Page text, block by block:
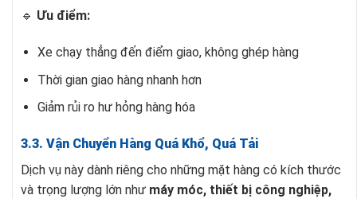
🔹 Ưu điểm:
Xe chạy thẳng đến điểm giao, không ghép hàng
Thời gian giao hàng nhanh hơn
Giảm rủi ro hư hỏng hàng hóa
3.3. Vận Chuyển Hàng Quá Khổ, Quá Tải
Dịch vụ này dành riêng cho những mặt hàng có kích thước
và trọng lượng lớn như máy móc, thiết bị công nghiệp,